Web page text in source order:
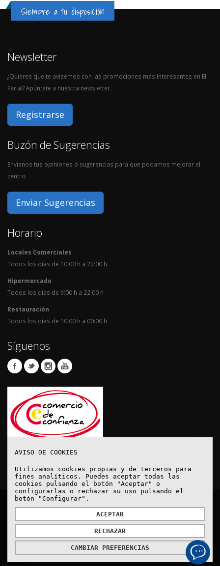
Siempre a tu disposición
Newsletter
¿Quieres que te avisemos con las promociones más interesantes en El
Ferial? Apúntate a nuestra newsletter.
Registrarse
Buzón de Sugerencias
Envianos tus opiniones o sugerencias para que podamos mejorar el
centro.
Enviar Sugerencias
Horario
Locales Comerciales
Todos los días de 10:00 h a 22:00 h.
Hipermercado
Todos los días de 9:00 h a 22:00 h
Restauración
Todos los días de 10:00 h a 00:00 h
Síguenos
© Copyright 2020. Todos los derechos reservados.
Aviso Legal Política de protección de datos
Política de Cookies
Powered byMYFOCUS
AVISO DE COOKIES
Utilizamos cookies propias y de terceros para
fines analíticos. Puedes aceptar todas las
cookies pulsando el botón "Aceptar" o
configurarlas o rechazar su uso pulsando el
botón "Configurar".
ACEPTAR
RECHAZAR
CAMBIAR PREFERENCIAS